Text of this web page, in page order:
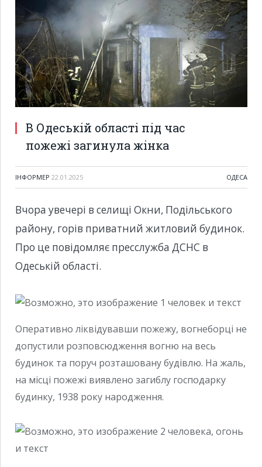
В Одеській області під час
пожежі загинула жінка
ІНФОРМЕР 22.01.2025 ОДЕСА
Вчора увечері в селищі Окни, Подільського
району, горів приватний житловий будинок.
Про це повідомляє пресслужба ДСНС в
Одеській області.
Оперативно ліквідувавши пожежу, вогнеборці не
допустили розповсюдження вогню на весь
будинок та поруч розташовану будівлю. На жаль,
на місці пожежі виявлено загиблу господарку
будинку, 1938 року народження.